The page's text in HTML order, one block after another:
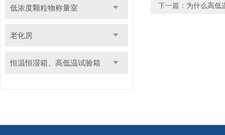
低浓度颗粒物称量室
老化房
恒温恒湿箱、高低温试验箱
下一篇： 为什么高低